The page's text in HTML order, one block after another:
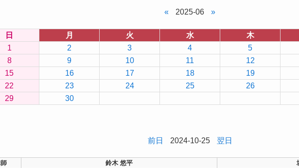
« 2025-06 »
日 月 火 水 木
1
2 3 4 5
8
9 10 11 12
15
16 17 18 19
22
23 24 25 26
29
30
前日 2024-10-25 翌日
鈴木 悠平